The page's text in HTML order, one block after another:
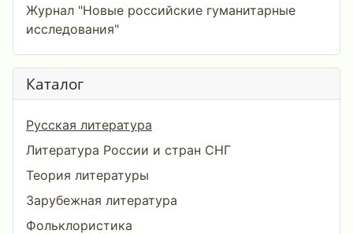
Журнал "Новые российские гуманитарные
исследования"
Каталог
Русская литература
Литература России и стран СНГ
Теория литературы
Зарубежная литература
Фольклористика